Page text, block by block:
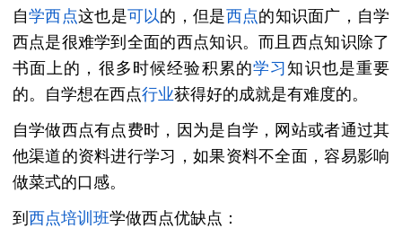
自学西点这也是可以的，但是西点的知识面广，自学
西点是很难学到全面的西点知识。而且西点知识除了
书面上的，很多时候经验积累的学习知识也是重要
的。自学想在西点行业获得好的成就是有难度的。
自学做西点有点费时，因为是自学，网站或者通过其
他渠道的资料进行学习，如果资料不全面，容易影响
做菜式的口感。
到 西点培训班学做西点优缺点：